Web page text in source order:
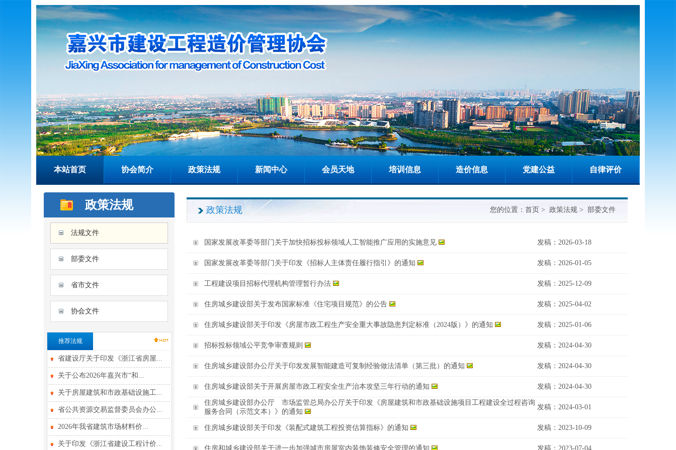
本站首页 协会简介 政策法规 新闻中心 会员天地 培训信息 造价信息 党建公益 自律评价
政策法规
法规文件
部委文件
省市文件
协会文件
推荐法规
省建设厅关于印发《浙江省房屋...
关于公布2026年嘉兴市“和...
关于房屋建筑和市政基础设施工...
省公共资源交易监督委员会办公...
2026年我省建筑市场材料价...
关于印发《浙江省建设工程计价...
政策法规 您的位置： 首页 > 政策法规 > 部委文件
国家发展改革委等部门关于加快招标投标领域人工智能推广应用的实施意见 发稿：2026-03-18
国家发展改革委等部门关于印发《招标人主体责任履行指引》的通知 发稿：2026-01-05
工程建设项目招标代理机构管理暂行办法 发稿：2025-12-09
住房城乡建设部关于发布国家标准《住宅项目规范》的公告 发稿：2025-04-02
住房城乡建设部关于印发《房屋市政工程生产安全重大事故隐患判定标准（2024版）》的通知 发稿：2025-01-06
招标投标领域公平竞争审查规则 发稿：2024-04-30
住房城乡建设部办公厅关于印发发展智能建造可复制经验做法清单（第三批）的通知 发稿：2024-04-30
住房城乡建设部关于开展房屋市政工程安全生产治本攻坚三年行动的通知 发稿：2024-04-30
住房城乡建设部办公厅 市场监管总局办公厅关于印发《房屋建筑和市政基础设施项目工程建设全过程咨询
服务合同（示范文本）》的通知
发稿：2024-03-01
住房城乡建设部关于印发《装配式建筑工程投资估算指标》的通知 发稿：2023-10-09
住房和城乡建设部关于进一步加强城市房屋室内装饰装修安全管理的通知 发稿：2023-07-04